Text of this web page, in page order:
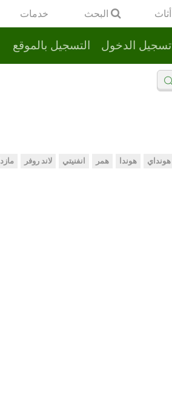
أثاث البحث خدمات
التسجيل بالموقع تسجيل الدخول
هونداي هوندا همر انفنيتي لاند روفر مازدا